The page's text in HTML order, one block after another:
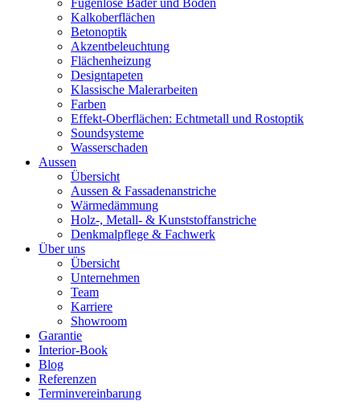
Fugenlose Bäder und Böden
Kalkoberflächen
Betonoptik
Akzentbeleuchtung
Flächenheizung
Designtapeten
Klassische Malerarbeiten
Farben
Effekt-Oberflächen: Echtmetall und Rostoptik
Soundsysteme
Wasserschaden
Aussen
Übersicht
Aussen & Fassadenanstriche
Wärmedämmung
Holz-, Metall- & Kunststoffanstriche
Denkmalpflege & Fachwerk
Über uns
Übersicht
Unternehmen
Team
Karriere
Showroom
Garantie
Interior-Book
Blog
Referenzen
Terminvereinbarung